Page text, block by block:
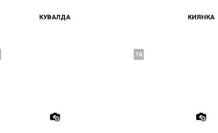
КУВАЛДА КИЯНКА
16